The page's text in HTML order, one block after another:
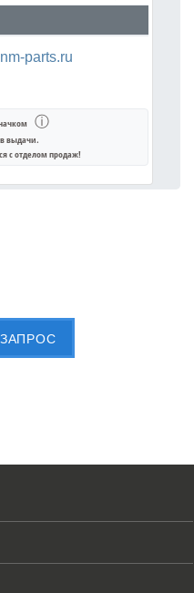
parts.ru
ⓘ
выдачи.
с отделом продаж!